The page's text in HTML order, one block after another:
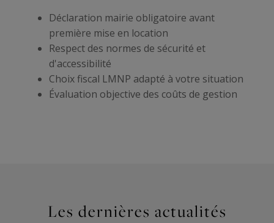
Déclaration mairie obligatoire avant
première mise en location
Respect des normes de sécurité et
d'accessibilité
Choix fiscal LMNP adapté à votre situation
Évaluation objective des coûts de gestion
Les dernières actualités